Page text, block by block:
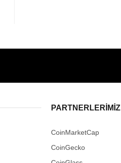
PARTNERLERIMIZ
CoinMarketCap
CoinGecko